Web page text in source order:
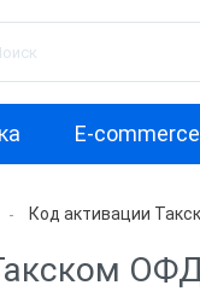
E-commerce
Астрал
Код активации